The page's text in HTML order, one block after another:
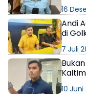
16
Andi
di
DPD I
7 Juli
10 Juni